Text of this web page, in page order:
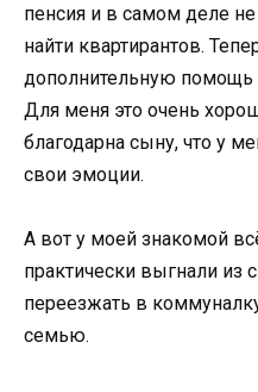
пенсия и в самом деле
найти квартирантов.
дополнительную помощь
Для меня это очень
благодарна сыну, что у
свои эмоции.
А вот у моей знакомой
практически выгнали из
переезжать в
семью.